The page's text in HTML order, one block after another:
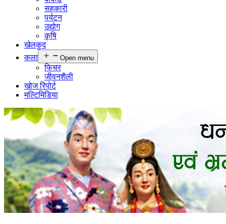
सहकारी
पर्यटन
उद्योग
कृषि
खेलकुद
कला
Open menu
फिचर
जीवनशैली
खोज रिपोर्ट
मल्टिमिडिया